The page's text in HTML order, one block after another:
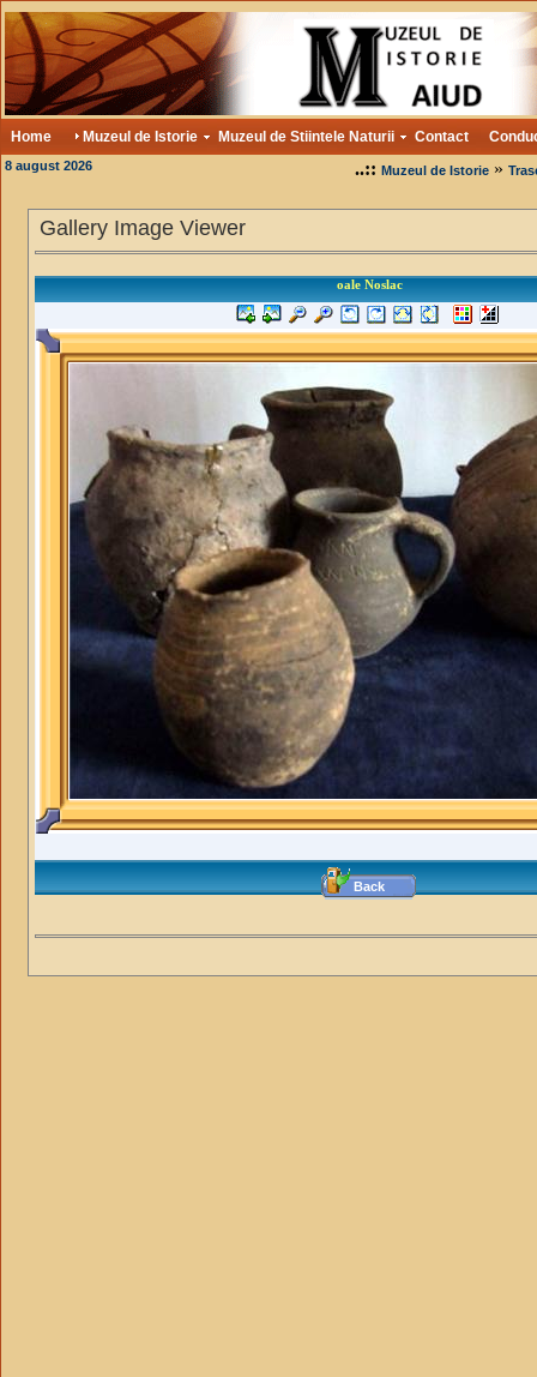
Home Muzeul de Istorie Muzeul de Stiintele Naturii Contact
8 august 2026 ..:: Muzeul de Istorie»
Gallery Image Viewer
oale Noslac